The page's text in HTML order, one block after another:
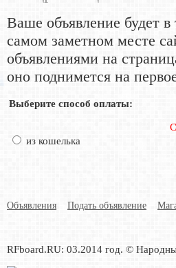
Ваше объявление будет в
самом заметном месте
объявлениями на
оно поднимется на
Выберите способ оплаты:
из кошелька
Объявления Подать объявление
RFboard.RU: 03.2014 год. ©